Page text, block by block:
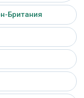
Британия